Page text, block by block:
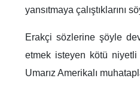
yansıtmaya çalıştıklarını
Erakçi sözlerine şöyle
etmek isteyen kötü
Umarız Amerikalı